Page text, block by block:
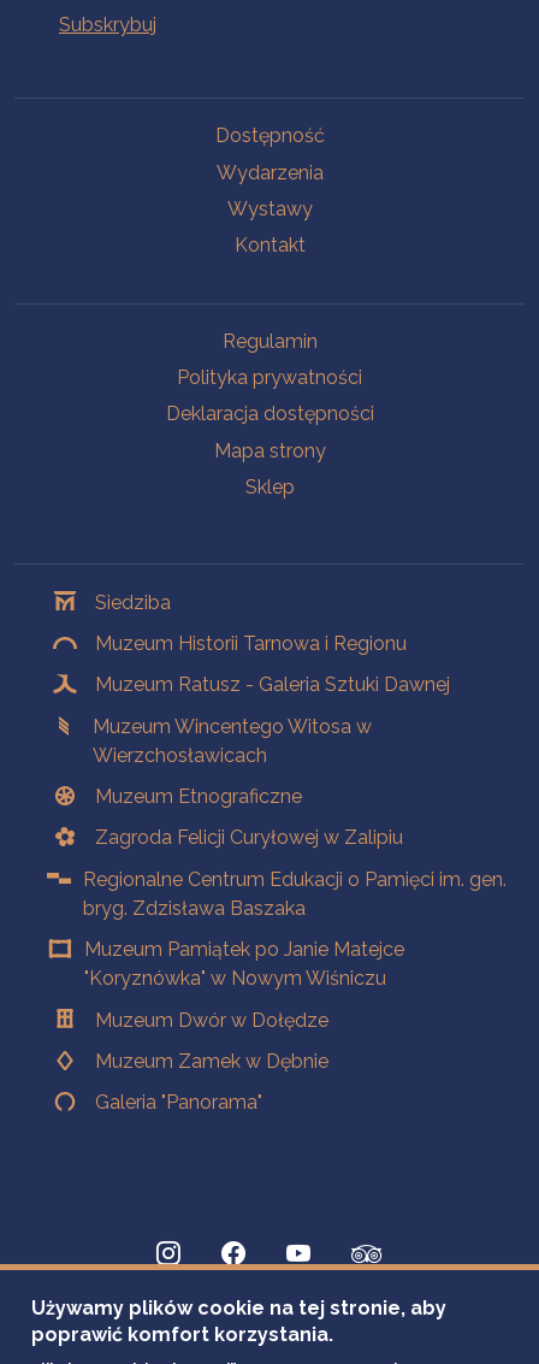
Dostępność
Wydarzenia
Wystawy
Kontakt
Regulamin
Polityka prywatności
Deklaracja dostępności
Mapa strony
Sklep
Siedziba
Muzeum Historii Tarnowa i Regionu
Muzeum Ratusz - Galeria Sztuki Dawnej
Muzeum Wincentego Witosa w
Wierzchosławicach
Muzeum Etnograficzne
Zagroda Felicji Curyłowej w Zalipiu
Regionalne Centrum Edukacji o Pamięci im. gen.
bryg. Zdzisława Baszaka
Muzeum Pamiątek po Janie Matejce
"Koryznówka" w Nowym Wiśniczu
Muzeum Dwór w Dołędze
Muzeum Zamek w Dębnie
Galeria "Panorama"
Używamy plików cookie na tej stronie, aby
poprawić komfort korzystania.